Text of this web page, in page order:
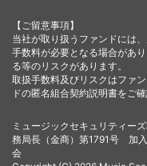
【ご留意事項】
当社が取り扱うファンドには
手数料が必要となる場合があ
る等のリスクがあります。
取扱手数料及びリスクはファ
ドの匿名組合契約説明書をご確
ミュージックセキュリティ
務局長（金商）第1791号 加
会